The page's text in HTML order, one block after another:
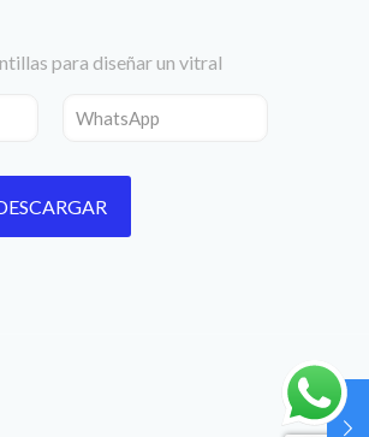
para diseñar un vitral